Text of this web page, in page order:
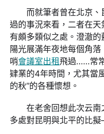
而就筆者曾在北京
過的事況來看，二者在
有頗多類似之處。澄澈
陽光展滿年夜地每個角
哨會議室出租飛過……常
肄業的4年時間，尤其當
的秋”的各種懷想。
在老舍回想此次云
多處對昆明與北平的比